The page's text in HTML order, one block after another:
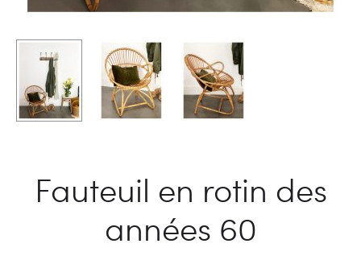
Fauteuil en rotin des
années 60